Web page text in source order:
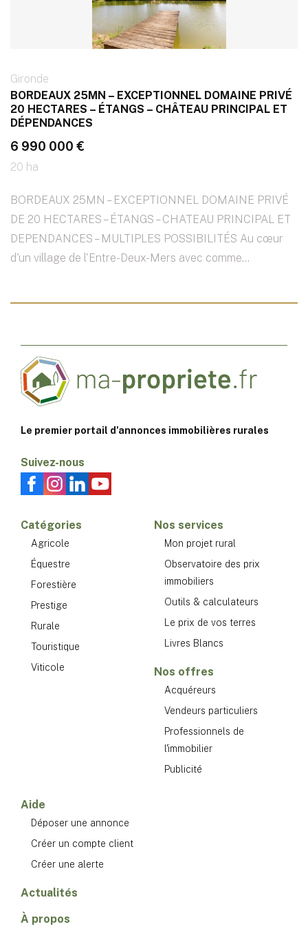
Gironde
BORDEAUX 25MN – EXCEPTIONNEL DOMAINE PRIVÉ
20 HECTARES – ÉTANGS – CHÂTEAU PRINCIPAL ET
DÉPENDANCES
6 990 000 €
20 ha
BORDEAUX 25MN – EXCEPTIONNEL DOMAINE PRIVÉ
DE 20 HECTARES – ÉTANGS – CHATEAU PRINCIPAL ET
DEPENDANCES – MULTIPLES POSSIBILITÉS Au cœur
d'un village de l'Entre-Deux-Mers avec comme...
Le premier portail d'annonces immobilières rurales
Suivez-nous
Catégories
Agricole
Équestre
Forestière
Prestige
Rurale
Touristique
Viticole
Nos services
Mon projet rural
Observatoire des prix
immobiliers
Outils & calculateurs
Le prix de vos terres
Livres Blancs
Nos offres
Acquéreurs
Vendeurs particuliers
Professionnels de
l'immobilier
Publicité
Aide
Déposer une annonce
Créer un compte client
Créer une alerte
Actualités
À propos